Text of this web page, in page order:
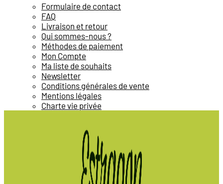
Formulaire de contact
FAQ
Livraison et retour
Qui sommes-nous ?
Méthodes de paiement
Mon Compte
Ma liste de souhaits
Newsletter
Conditions générales de vente
Mentions légales
Charte vie privée